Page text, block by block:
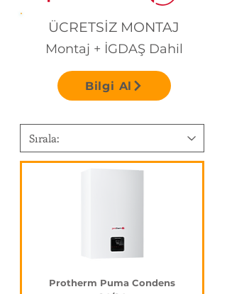
ÜCRETSİZ MONTAJ
Montaj + İGDAŞ Dahil
Bilgi Al
Protherm Puma Condens